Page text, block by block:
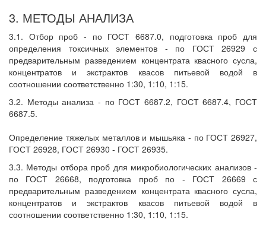
3. МЕТОДЫ АНАЛИЗА
3.1. Отбор проб - по ГОСТ 6687.0, подготовка проб для
определения токсичных элементов - по ГОСТ 26929 с
предварительным разведением концентрата квасного сусла,
концентратов и экстрактов квасов питьевой водой в
соотношении соответственно 1:30, 1:10, 1:15.
3.2. Методы анализа - по ГОСТ 6687.2, ГОСТ 6687.4, ГОСТ
6687.5.
Определение тяжелых металлов и мышьяка - по ГОСТ 26927,
ГОСТ 26928, ГОСТ 26930 - ГОСТ 26935.
3.3. Методы отбора проб для микробиологических анализов -
по ГОСТ 26668, подготовка проб по - ГОСТ 26669 с
предварительным разведением концентрата квасного сусла,
концентратов и экстрактов квасов питьевой водой в
соотношении соответственно 1:30, 1:10, 1:15.